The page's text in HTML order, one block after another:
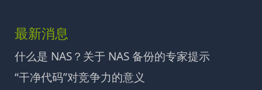
最新消息
什么是 NAS？关于 NAS 备份的专家提示
“干净代码”对竞争力的意义